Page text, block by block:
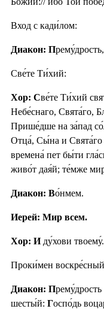
Вход с кади́лом:
Диакон: П
Све́те Ти́хий:
Хор: Све́те Ти́хий
Небе́снаго, Свята́го,
Прише́дше на за́пад
Отца́, Сы́на и Свята́го
времена́ пет бы́ти
живо́т дая́й; те́мже
Диакон: Во́нмем.
Иерей: Мир всем.
Хор: Иду́хови твоему́.
Проки́мен
Диакон: П
шесты́й: Госпо́дь